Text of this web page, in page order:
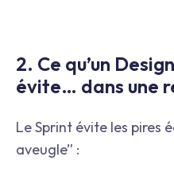
2. Ce qu’un
évite… dans une
Le Sprint évite les pires
aveugle” :